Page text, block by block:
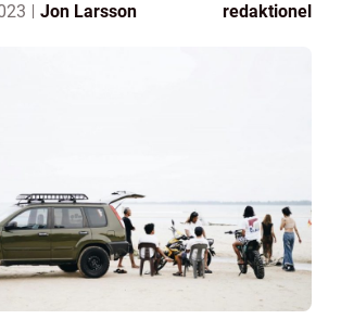
Jon Larsson redaktionel